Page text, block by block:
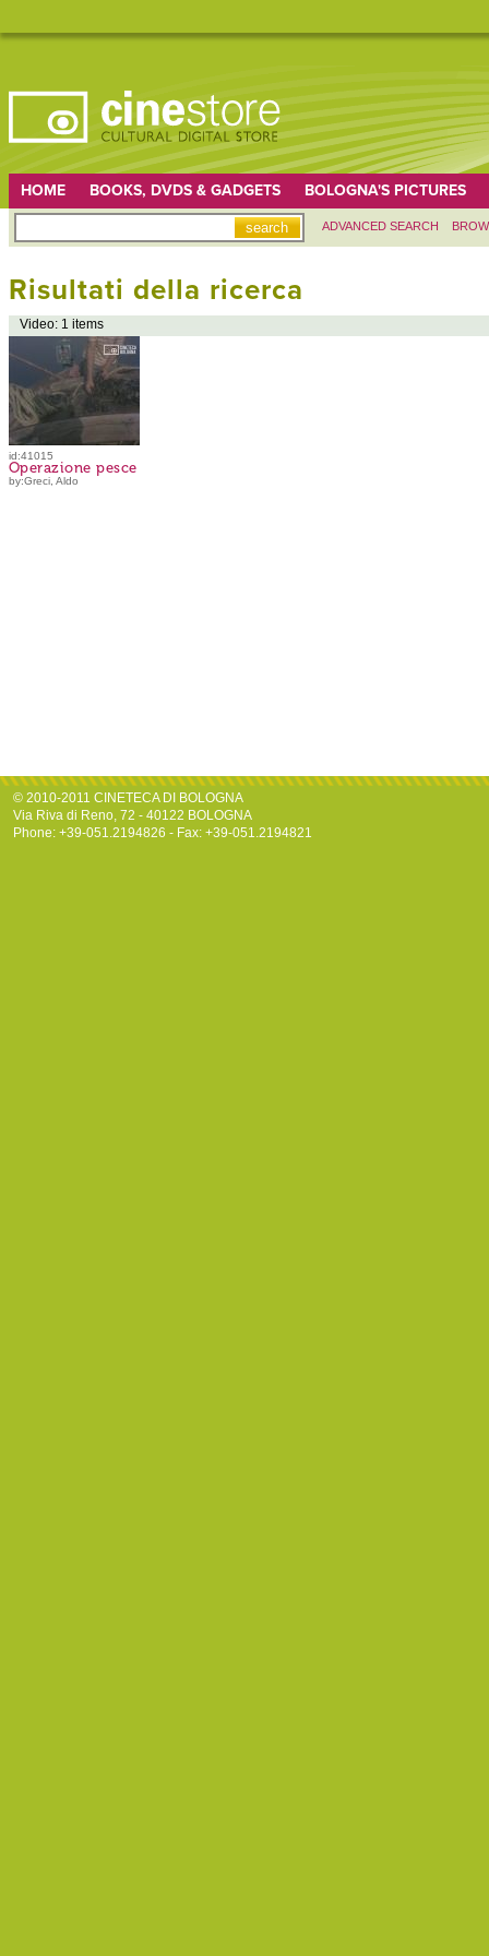
HOME BOOKS, DVDS & GADGETS BOLOGNA'S PICTURES
ADVANCED SEARCH
Risultati della ricerca
Video: 1 items
id:41015
Operazione pesce
by:Greci, Aldo
© 2010-2011 CINETECA DI BOLOGNA
Via Riva di Reno, 72 - 40122 BOLOGNA
Phone: +39-051.2194826 - Fax: +39-051.2194821